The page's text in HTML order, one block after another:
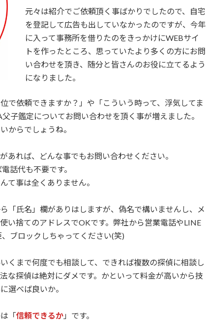
元々は紹介でご依頼頂く事ばかりでしたので、自宅
を登記して広告も出していなかったのですが、今年
に入って事務所を借りたのをきっかけにWEBサイ
トを作ったところ、思っていたより多くの方にお問
い合わせを頂き、随分と皆さんのお役に立てるよう
になりました。
で依頼できますか？」や「こういう時って、浮気してま
子鑑定についてお問い合わせを頂く事が増えました。
からでしょうね。
あれば、どんな事でもお問い合わせください。
話代も不要です。
て事は全くありません。
「氏名」欄がありはしますが、偽名で構いませんし、メ
い捨てのアドレスでOKです。弊社から営業電話やLINE
ブロックしちゃってください(笑)
くまで何度でも相談して、できれば複数の探偵に相談し
な探偵は絶対にダメです。かといって料金が高いから技
選べば良いか。
「信頼できるか 」です。